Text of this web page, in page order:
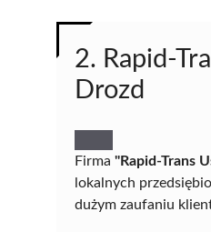
2. Rapid-
Drozd
Firma "Rapid-Trans
lokalnych
dużym zaufaniu